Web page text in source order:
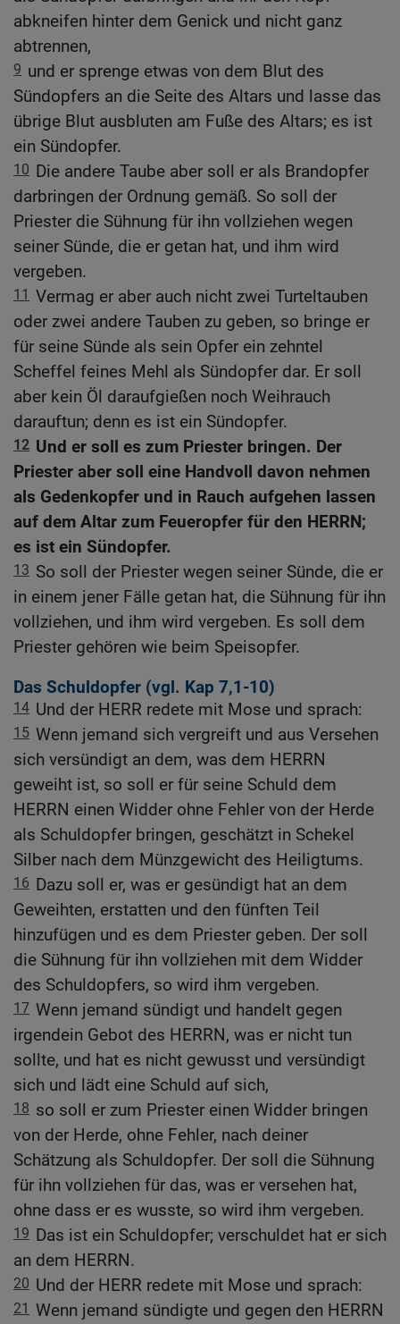
abkneifen hinter dem Genick und nicht ganz
abtrennen,
9 und er sprenge etwas von dem Blut des
Sündopfers an die Seite des Altars und lasse das
übrige Blut ausbluten am Fuße des Altars; es ist
ein Sündopfer.
10 Die andere Taube aber soll er als Brandopfer
darbringen der Ordnung gemäß. So soll der
Priester die Sühnung für ihn vollziehen wegen
seiner Sünde, die er getan hat, und ihm wird
vergeben.
11 Vermag er aber auch nicht zwei Turteltauben
oder zwei andere Tauben zu geben, so bringe er
für seine Sünde als sein Opfer ein zehntel
Scheffel feines Mehl als Sündopfer dar. Er soll
aber kein Öl daraufgießen noch Weihrauch
darauftun; denn es ist ein Sündopfer.
12 Und er soll es zum Priester bringen. Der
Priester aber soll eine Handvoll davon nehmen
als Gedenkopfer und in Rauch aufgehen lassen
auf dem Altar zum Feueropfer für den HERRN;
es ist ein Sündopfer.
13 So soll der Priester wegen seiner Sünde, die er
in einem jener Fälle getan hat, die Sühnung für ihn
vollziehen, und ihm wird vergeben. Es soll dem
Priester gehören wie beim Speisopfer.
Das Schuldopfer (vgl. Kap 7,1-10)
14 Und der HERR redete mit Mose und sprach:
15 Wenn jemand sich vergreift und aus Versehen
sich versündigt an dem, was dem HERRN
geweiht ist, so soll er für seine Schuld dem
HERRN einen Widder ohne Fehler von der Herde
als Schuldopfer bringen, geschätzt in Schekel
Silber nach dem Münzgewicht des Heiligtums.
16 Dazu soll er, was er gesündigt hat an dem
Geweihten, erstatten und den fünften Teil
hinzufügen und es dem Priester geben. Der soll
die Sühnung für ihn vollziehen mit dem Widder
des Schuldopfers, so wird ihm vergeben.
17 Wenn jemand sündigt und handelt gegen
irgendein Gebot des HERRN, was er nicht tun
sollte, und hat es nicht gewusst und versündigt
sich und lädt eine Schuld auf sich,
18 so soll er zum Priester einen Widder bringen
von der Herde, ohne Fehler, nach deiner
Schätzung als Schuldopfer. Der soll die Sühnung
für ihn vollziehen für das, was er versehen hat,
ohne dass er es wusste, so wird ihm vergeben.
19 Das ist ein Schuldopfer; verschuldet hat er sich
an dem HERRN.
20 Und der HERR redete mit Mose und sprach:
21 Wenn jemand sündigte und gegen den HERRN